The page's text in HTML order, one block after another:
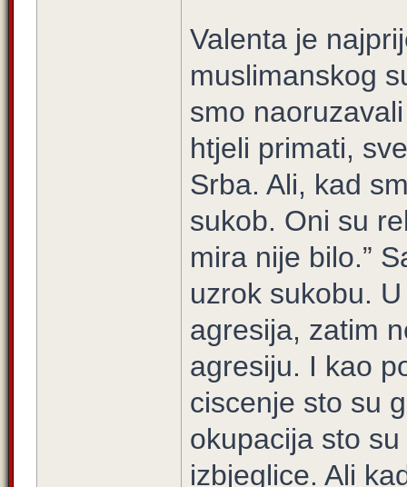
Valenta je
muslimanskog
smo
htjeli primati,
Srba. Ali, kad
sukob. Oni su
mira nije bilo.”
uzrok sukobu.
agresija, zatim
agresiju. I kao
ciscenje sto su
okupacija sto
izbjeglice. Ali